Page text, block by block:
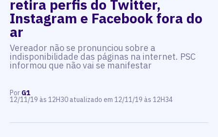
retira perfis do Twitter,
Instagram e Facebook fora do
ar
Vereador não se pronunciou sobre a
indisponibilidade das páginas na internet. PSC
informou que não vai se manifestar
Por G1
12/11/19 às 12H30 atualizado em 12/11/19 às 12H34